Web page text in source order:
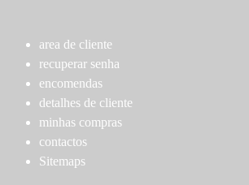
area de cliente
recuperar senha
encomendas
detalhes de cliente
minhas compras
contactos
Sitemaps